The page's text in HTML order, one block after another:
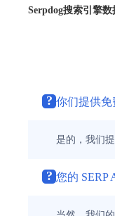
Serpdog搜索引擎
? 你们提供免
是的，我们
? 您的 SERP